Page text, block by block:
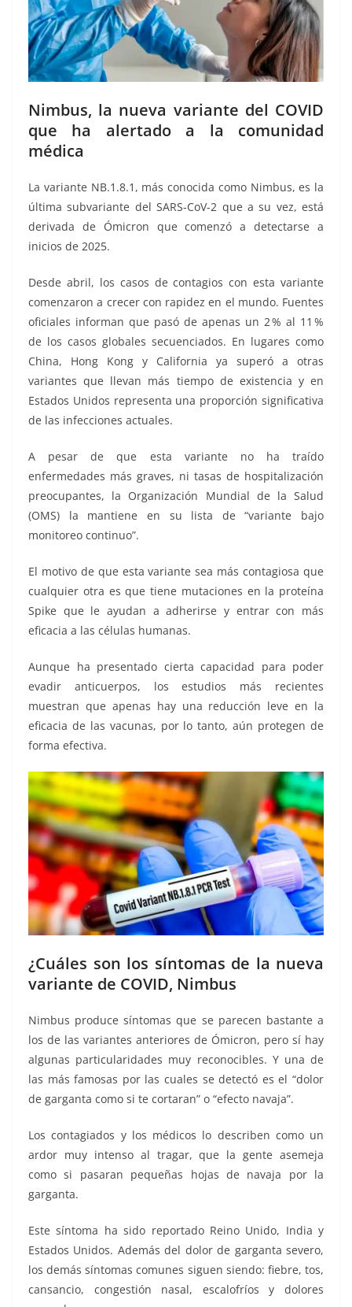
Nimbus, la nueva variante del COVID
que ha alertado a la comunidad
médica
La variante NB.1.8.1, más conocida como Nimbus, es la
última subvariante del SARS-CoV-2 que a su vez, está
derivada de Ómicron que comenzó a detectarse a
inicios de 2025.
Desde abril, los casos de contagios con esta variante
comenzaron a crecer con rapidez en el mundo. Fuentes
oficiales informan que pasó de apenas un 2 % al 11 %
de los casos globales secuenciados. En lugares como
China, Hong Kong y California ya superó a otras
variantes que llevan más tiempo de existencia y en
Estados Unidos representa una proporción significativa
de las infecciones actuales.
A pesar de que esta variante no ha traído
enfermedades más graves, ni tasas de hospitalización
preocupantes, la Organización Mundial de la Salud
(OMS) la mantiene en su lista de “variante bajo
monitoreo continuo”.
El motivo de que esta variante sea más contagiosa que
cualquier otra es que tiene mutaciones en la proteína
Spike que le ayudan a adherirse y entrar con más
eficacia a las células humanas.
Aunque ha presentado cierta capacidad para poder
evadir anticuerpos, los estudios más recientes
muestran que apenas hay una reducción leve en la
eficacia de las vacunas, por lo tanto, aún protegen de
forma efectiva.
¿Cuáles son los síntomas de la nueva
variante de COVID, Nimbus
Nimbus produce síntomas que se parecen bastante a
los de las variantes anteriores de Ómicron, pero sí hay
algunas particularidades muy reconocibles. Y una de
las más famosas por las cuales se detectó es el “dolor
de garganta como si te cortaran” o “efecto navaja”.
Los contagiados y los médicos lo describen como un
ardor muy intenso al tragar, que la gente asemeja
como si pasaran pequeñas hojas de navaja por la
garganta.
Este síntoma ha sido reportado Reino Unido, India y
Estados Unidos. Además del dolor de garganta severo,
los demás síntomas comunes siguen siendo: fiebre, tos,
cansancio, congestión nasal, escalofríos y dolores